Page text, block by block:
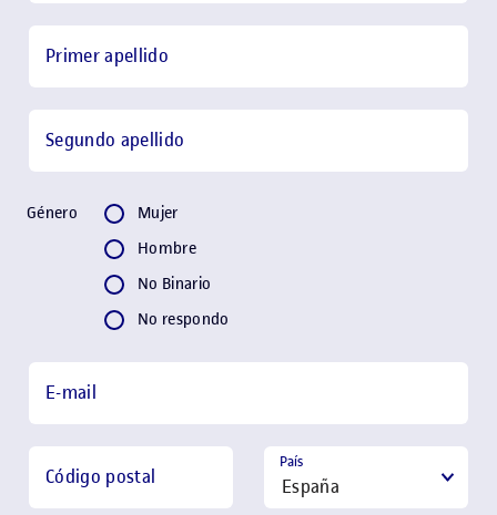
Primer apellido
Segundo apellido
Género Género
Mujer
Hombre
No Binario
No respondo
E-mail
Código postal
País